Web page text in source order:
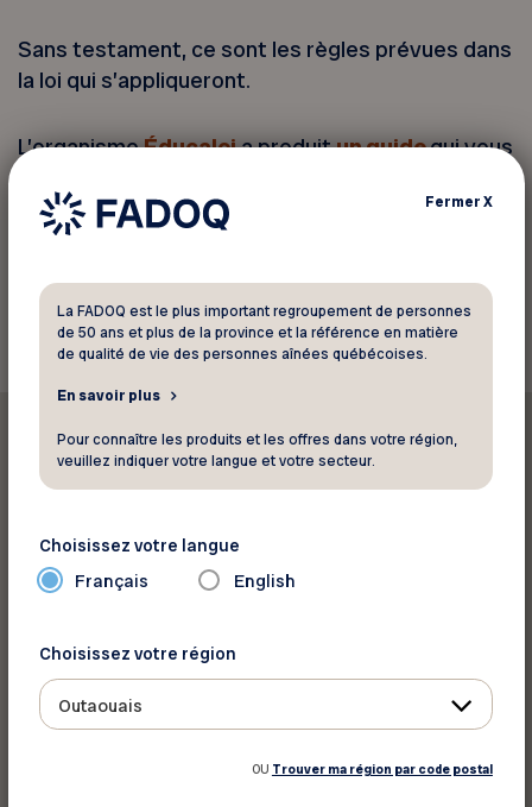
Sans testament, ce sont les règles prévues dans
la loi qui s’appliqueront.
L’organismeÉducaloia produitun guidequi vous
vos volontés soient respectées.
Retour aux ressources
Imprimer cette ressource
FermerX
La FADOQ est le plus important regroupement de personnes
de 50 ans et plus de la province et la référence en matière
de qualité de vie des personnes aînées québécoises.
En savoir plus
Pour connaître les produits et les offres dans votre région,
veuillez indiquer votre langue et votre secteur.
Choisissez votre langue
Français English
Choisissez votre région
Outaouais
OU Trouver ma région par code postal